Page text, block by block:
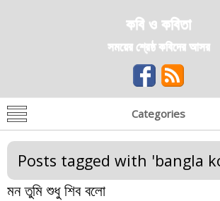
কবি ও কবিতা
সময়ের শ্রেষ্ঠ কবিদের আসর
Categories
Posts tagged with 'bangla
মন তুমি শুধু শিব বলো